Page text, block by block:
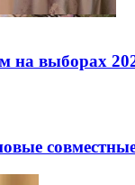
на выборах